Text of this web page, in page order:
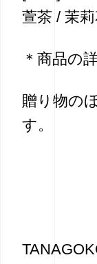
萱茶 / 茉
＊商品の
贈り物の
す。